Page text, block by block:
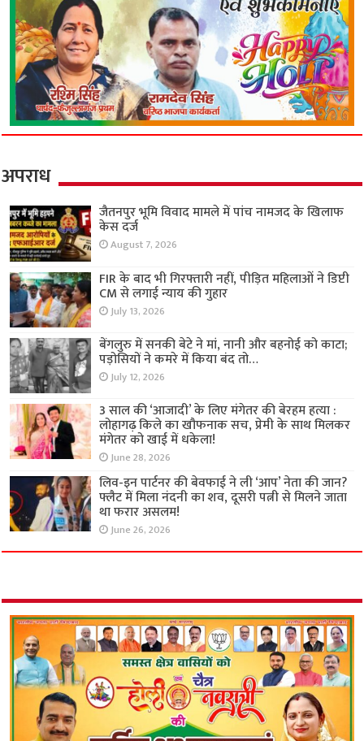
अपराध
जैतनपुर भूमि विवाद मामले में पांच नामजद के खिलाफ
केस दर्ज
August 7, 2026
FIR के बाद भी गिरफ्तारी नहीं, पीड़ित महिलाओं ने डिप्टी
CM से लगाई न्याय की गुहार
July 13, 2026
बेंगलुरु में सनकी बेटे ने मां, नानी और बहनोई को काटा;
पड़ोसियों ने कमरे में किया बंद तो…
July 12, 2026
3 साल की ‘आजादी’ के लिए मंगेतर की बेरहम हत्या :
लोहागढ़ किले का खौफनाक सच, प्रेमी के साथ मिलकर
मंगेतर को खाई में धकेला!
June 28, 2026
लिव-इन पार्टनर की बेवफाई ने ली ‘आप’ नेता की जान?
फ्लैट में मिला नंदनी का शव, दूसरी पत्नी से मिलने जाता
था फरार असलम!
June 26, 2026